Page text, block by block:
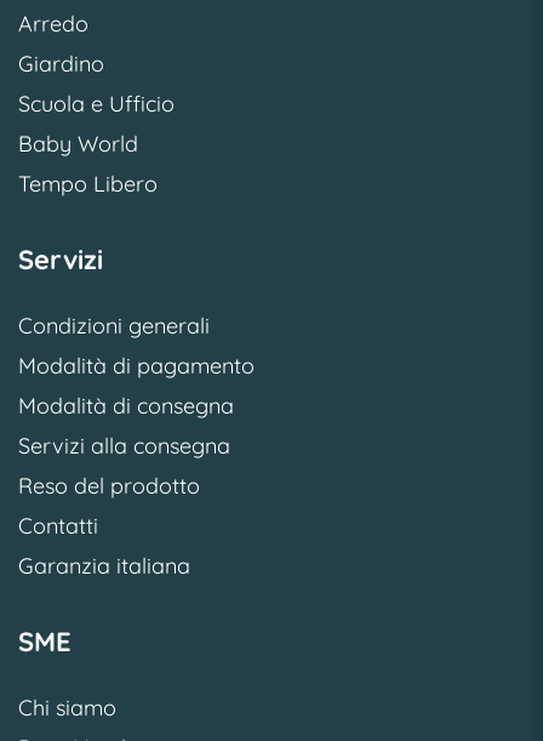
Arredo
Giardino
Scuola e Ufficio
Baby World
Tempo Libero
Servizi
Condizioni generali
Modalità di pagamento
Modalità di consegna
Servizi alla consegna
Reso del prodotto
Contatti
Garanzia italiana
SME
Chi siamo